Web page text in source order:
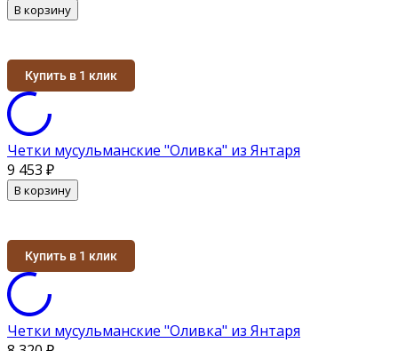
В корзину
Купить в 1 клик
Четки мусульманские "Оливка" из Янтаря
9 453 ₽
В корзину
Купить в 1 клик
Четки мусульманские "Оливка" из Янтаря